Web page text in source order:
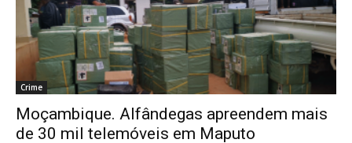
Crime
Moçambique. Alfândegas apreendem mais
de 30 mil telemóveis em Maputo